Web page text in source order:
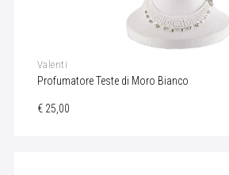
Valenti
Profumatore Teste di Moro Bianco
€ 25,00